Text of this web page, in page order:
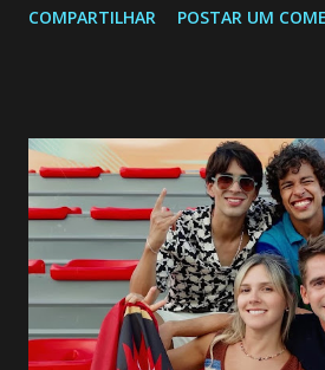
a Programação Semanal do SBT de
confessa a Gabriel que ele
pessoa que ela tanto desejou
entra no quarto de Gabriel e
encontro deles, quando conseguir
Paula sobre a suposta infidelidade de
Rogerio consegue se livrar de todas
desaparecimento de Francisco,
COMPARTILHAR POSTAR UM